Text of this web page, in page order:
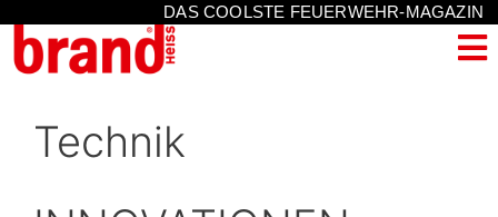
DAS COOLSTE FEUERWEHR-MAGAZIN
Technik